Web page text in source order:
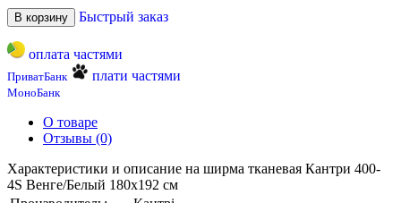
В корзину Быстрый заказ
оплата частями
ПриватБанк плати частями
МоноБанк
О товаре
Отзывы (0)
Характеристики и описание на ширма тканевая Кантри 400-
4S Венге/Белый 180х192 см